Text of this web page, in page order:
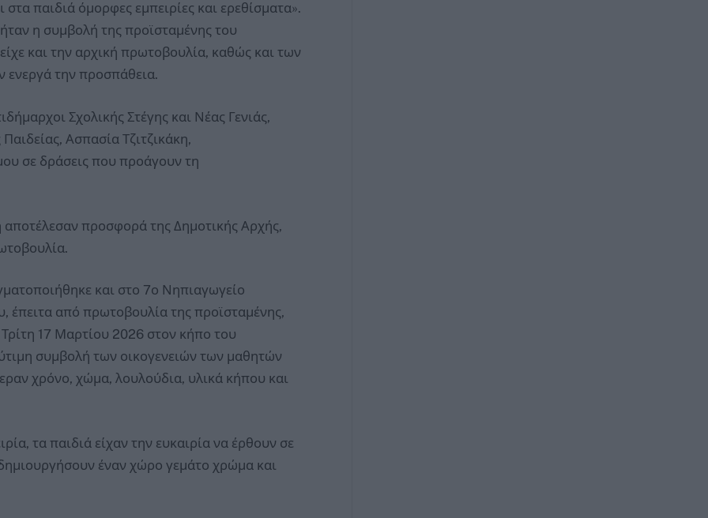
παιδιά όμορφες εμπειρίες και ερεθίσματα».
η συμβολή της προϊσταμένης του
και την αρχική πρωτοβουλία, καθώς και των
ενεργά την προσπάθεια.
Σχολικής Στέγης και Νέας Γενιάς,
Ασπασία Τζιτζικάκη,
σε δράσεις που προάγουν τη
προσφορά της Δημοτικής Αρχής,
και στο 7ο Νηπιαγωγείο
έπειτα από πρωτοβουλία της προϊσταμένης,
17 Μαρτίου 2026 στον κήπο του
συμβολή των οικογενειών των μαθητών
χρόνο, χώμα, λουλούδια, υλικά κήπου και
τα παιδιά είχαν την ευκαιρία να έρθουν σε
έναν χώρο γεμάτο χρώμα και